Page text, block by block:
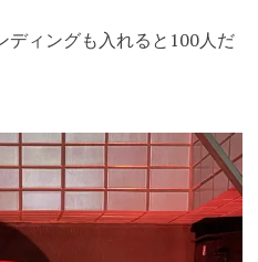
ディングも入れると100人だ